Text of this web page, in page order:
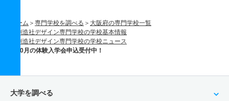
ホーム 専門学校を調べる
大阪府の専門学校一覧
創造社デザイン専門学校の学校基本情報
創造社デザイン専門学校の学校ニュース
10月の体験入学会申込受付中！
大学を調べる